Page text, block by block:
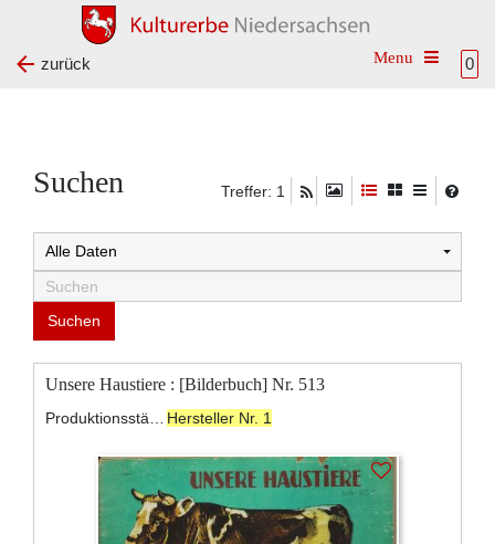
0
Toggle
zurück
Suchen Treffer: 1
Unsere Haustiere : [Bilderbuch] Nr. 513
Hersteller Nr. 1